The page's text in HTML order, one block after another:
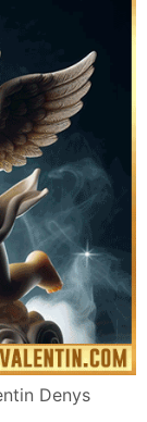
Denys